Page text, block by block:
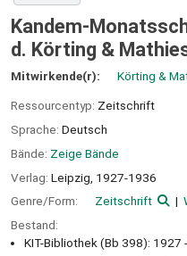
Kandem-
d. Körting &
Mitwirkende(r): Körting &
Ressourcentyp: Zeitschrift
Sprache: Deutsch
Bände: Zeige Bände
Verlag: Leipzig, 1927-1936
Genre/Form:
Zeitschrift
Bestand:
KIT-Bibliothek (Bb 398): 1927